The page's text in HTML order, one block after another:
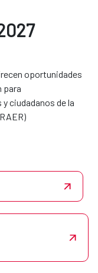
oportunidades
para
ciudadanos de la